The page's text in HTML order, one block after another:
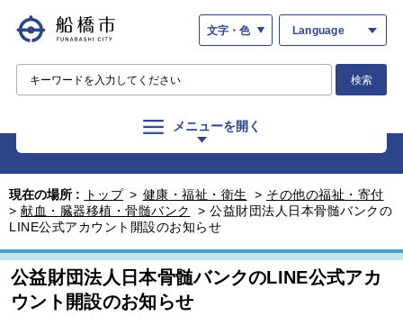
文字・色 Language
検索
メニューを開く
現在の場所 : トップ > 健康・福祉・衛生 > その他の福祉・寄付
> 献血・臓器移植・骨髄バンク > 公益財団法人日本骨髄バンクの
LINE公式アカウント開設のお知らせ
公益財団法人日本骨髄バンクのLINE公式アカ
ウント開設のお知らせ